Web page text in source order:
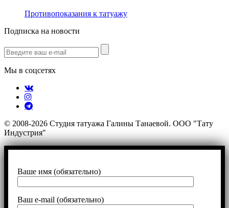
Противопоказания к татуажу
Подписка на новости
Мы в соцсетях
© 2008-2026 Студия татуажа Галины Танаевой. ООО "Тату
Индустрия"
Ваше имя (обязательно)
Ваш e-mail (обязательно)